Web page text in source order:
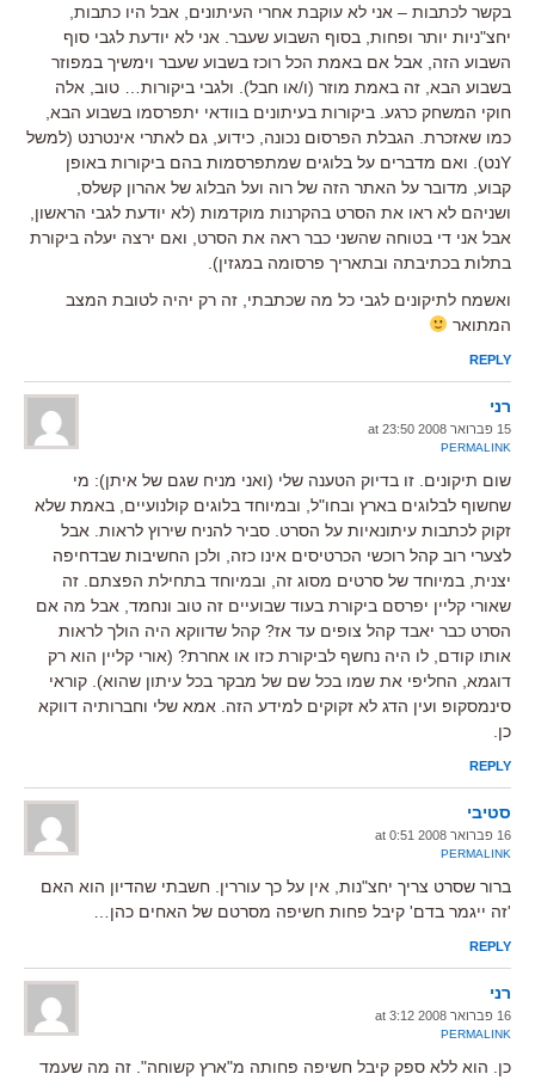
בקשר לכתבות – אני לא עוקבת אחרי העיתונים, אבל היו כתבות,
יחצ"ניות יותר ופחות, בסוף השבוע שעבר. אני לא יודעת לגבי סוף
השבוע הזה, אבל אם באמת הכל רוכז בשבוע שעבר וימשיך במפוזר
בשבוע הבא, זה באמת מוזר (ו/או חבל). ולגבי ביקורות… טוב, אלה
חוקי המשחק כרגע. ביקורות בעיתונים בוודאי יתפרסמו בשבוע הבא,
כמו שאזכרת. הגבלת הפרסום נכונה, כידוע, גם לאתרי אינטרנט (למשל
Yנט). ואם מדברים על בלוגים שמתפרסמות בהם ביקורות באופן
קבוע, מדובר על האתר הזה של רוה ועל הבלוג של אהרון קשלס,
ושניהם לא ראו את הסרט בהקרנות מוקדמות (לא יודעת לגבי הראשון,
אבל אני די בטוחה שהשני כבר ראה את הסרט, ואם ירצה יעלה ביקורת
בתלות בכתיבתה ובתאריך פרסומה במגזין).
ואשמח לתיקונים לגבי כל מה שכתבתי, זה רק יהיה לטובת המצב
המתואר
REPLY
רני
15 פברואר 2008 at 23:50
PERMALINK
שום תיקונים. זו בדיוק הטענה שלי (ואני מניח שגם של איתן): מי
שחשוף לבלוגים בארץ ובחו"ל, ובמיוחד בלוגים קולנועיים, באמת שלא
זקוק לכתבות עיתונאיות על הסרט. סביר להניח שירוץ לראות. אבל
לצערי רוב קהל רוכשי הכרטיסים אינו כזה, ולכן החשיבות שבדחיפה
יצנית, במיוחד של סרטים מסוג זה, ובמיוחד בתחילת הפצתם. זה
שאורי קליין יפרסם ביקורת בעוד שבועיים זה טוב ונחמד, אבל מה אם
הסרט כבר יאבד קהל צופים עד אז? קהל שדווקא היה הולך לראות
אותו קודם, לו היה נחשף לביקורת כזו או אחרת? (אורי קליין הוא רק
דוגמא, החליפי את שמו בכל שם של מבקר בכל עיתון שהוא). קוראי
סינמסקופ ועין הדג לא זקוקים למידע הזה. אמא שלי וחברותיה דווקא
כן.
REPLY
סטיבי
16 פברואר 2008 at 0:51
PERMALINK
ברור שסרט צריך יחצ"נות, אין על כך עוררין. חשבתי שהדיון הוא האם
'זה ייגמר בדם' קיבל פחות חשיפה מסרטם של האחים כהן…
REPLY
רני
16 פברואר 2008 at 3:12
PERMALINK
כן. הוא ללא ספק קיבל חשיפה פחותה מ"ארץ קשוחה". זה מה שעמד